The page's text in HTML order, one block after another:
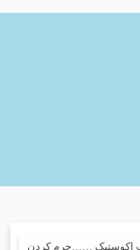
اکوستیک ……چرم کردن